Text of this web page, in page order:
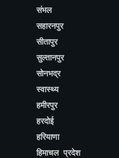
संभल
सहारनपुर
सीतापुर
सुल्तानपुर
सोनभद्र
स्वास्थ्य
हमीरपुर
हरदोई
हरियाणा
हिमाचल प्रदेश